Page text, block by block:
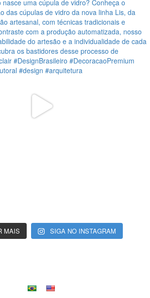
MAIS SIGA NO INSTAGRAM